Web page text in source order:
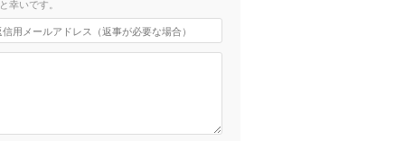
幸いです。